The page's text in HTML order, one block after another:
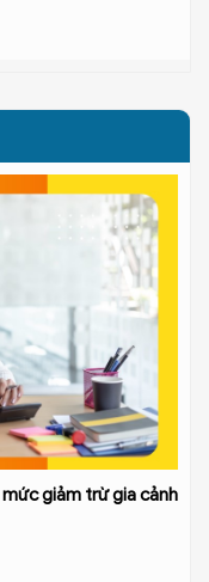
giảm trừ gia cảnh